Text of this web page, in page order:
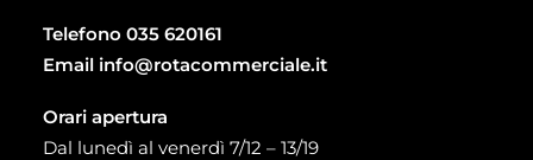
Telefono 035 620161
Email info@rotacommerciale.it
Orari apertura
Dal lunedì al venerdì 7/12 – 13/19